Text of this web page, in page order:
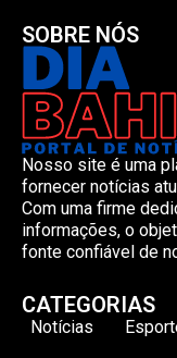
SOBRE NÓS
Nosso site é uma
fornecer notícias
Com uma firme
informações, o
fonte confiável de
CATEGORIAS
Notícias